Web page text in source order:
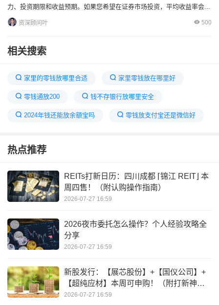
力、投资期限和收益预期。如果您希望在证券市场投资，平均收益率会...
资深顾问叶 500
相关搜索
家里的零钱放哪里合适 家里零钱放在哪里好
零钱通放200 钱不存银行放哪里安全
2024年钱还能放余额宝吗 零钱放支付宝还是微信好
零钱放在哪里安全划算
你的零钱累计支付金额 找你的零钱
支付宝零钱最多可以放多少钱
热点推荐
REITs打新日历：四川成都 ⌈锦江 REIT⌋ 本
周四售！（附认购操作指南）
2026-07-27 16:59
2026夜市委托怎么操作？个人经验攻略全
分享
2026-07-27 16:59
新股发行：【展芯股份】+【国仪公司】+
【超纯应材】本周可申购！（附打新神
器）
2026-07-27 16:59